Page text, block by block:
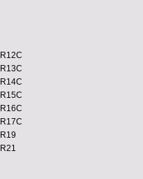
R12C
R13C
R14C
R15C
R16C
R17C
R19
R21